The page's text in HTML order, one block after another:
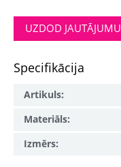
UZDOD JAUTĀJUMU
Specifikācija
Artikuls:
Materiāls:
Izmērs: